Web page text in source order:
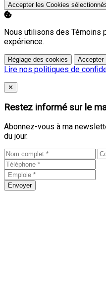
Accepter les Cookies
Nous utilisons des Témoins
expérience.
Réglage des cookies Accepter
Lire nos politiques de
Close
✕
Restez informé sur le
Abonnez-vous à ma
du jour.
Envoyer